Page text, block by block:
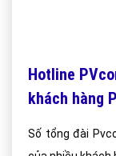
Hotline
khách hàng
Số tổng đài